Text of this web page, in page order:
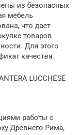
из безопасных
мебель
что дает
товаров
Для этого
качества.
LUCCHESE
работы с
Древнего Рима,